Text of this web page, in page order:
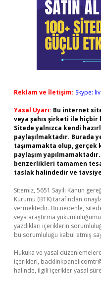
Reklam ve İletişim: Skype:
Yasal Uyarı: Bu internet
veya şahıs şirketi ile hiçbir
Sitede yalnızca kendi
paylaşılmaktadır. Burada
taşımamakta olup, gerçek
paylaşım
benzerlikleri tamamen
taslak halindedir ve
Sitemiz, 5651 Sayılı Kanun
Kurumu (BTK) tarafından
vermektedir. Bu nedenle,
veya araştırma
yazdıkları içeriklerin
bu sorumluluğu kabul etmiş
Hukuka ve yasal
içerikleri,
halinde, ilgili içerikler yasal